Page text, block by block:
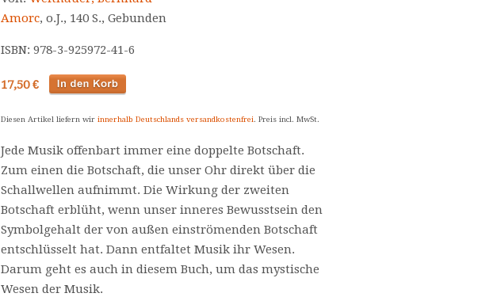
Amorc, o.J., 140 S., Gebunden
ISBN: 978-3-925972-41-6
17,50 €
Diesen Artikel liefern wir innerhalb Deutschlands versandkostenfrei. Preis incl. MwSt.
Jede Musik offenbart immer eine doppelte Botschaft.
Zum einen die Botschaft, die unser Ohr direkt über die
Schallwellen aufnimmt. Die Wirkung der zweiten
Botschaft erblüht, wenn unser inneres Bewusstsein den
Symbolgehalt der von außen einströmenden Botschaft
entschlüsselt hat. Dann entfaltet Musik ihr Wesen.
Darum geht es auch in diesem Buch, um das mystische
Wesen der Musik.